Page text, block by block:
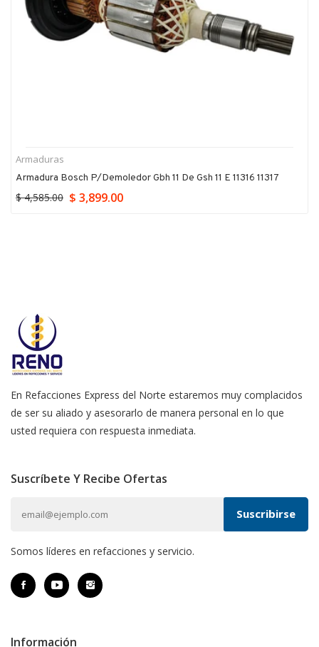
Armaduras
Armadura Bosch P/demoledor Gbh 11 De Gsh 11 E 11316 11317
$ 4,585.00 $ 3,899.00
En Refacciones Express del Norte estaremos muy complacidos
de ser su aliado y asesorarlo de manera personal en lo que
usted requiera con respuesta inmediata.
Suscríbete Y Recibe Ofertas
Somos líderes en refacciones y servicio.
Información